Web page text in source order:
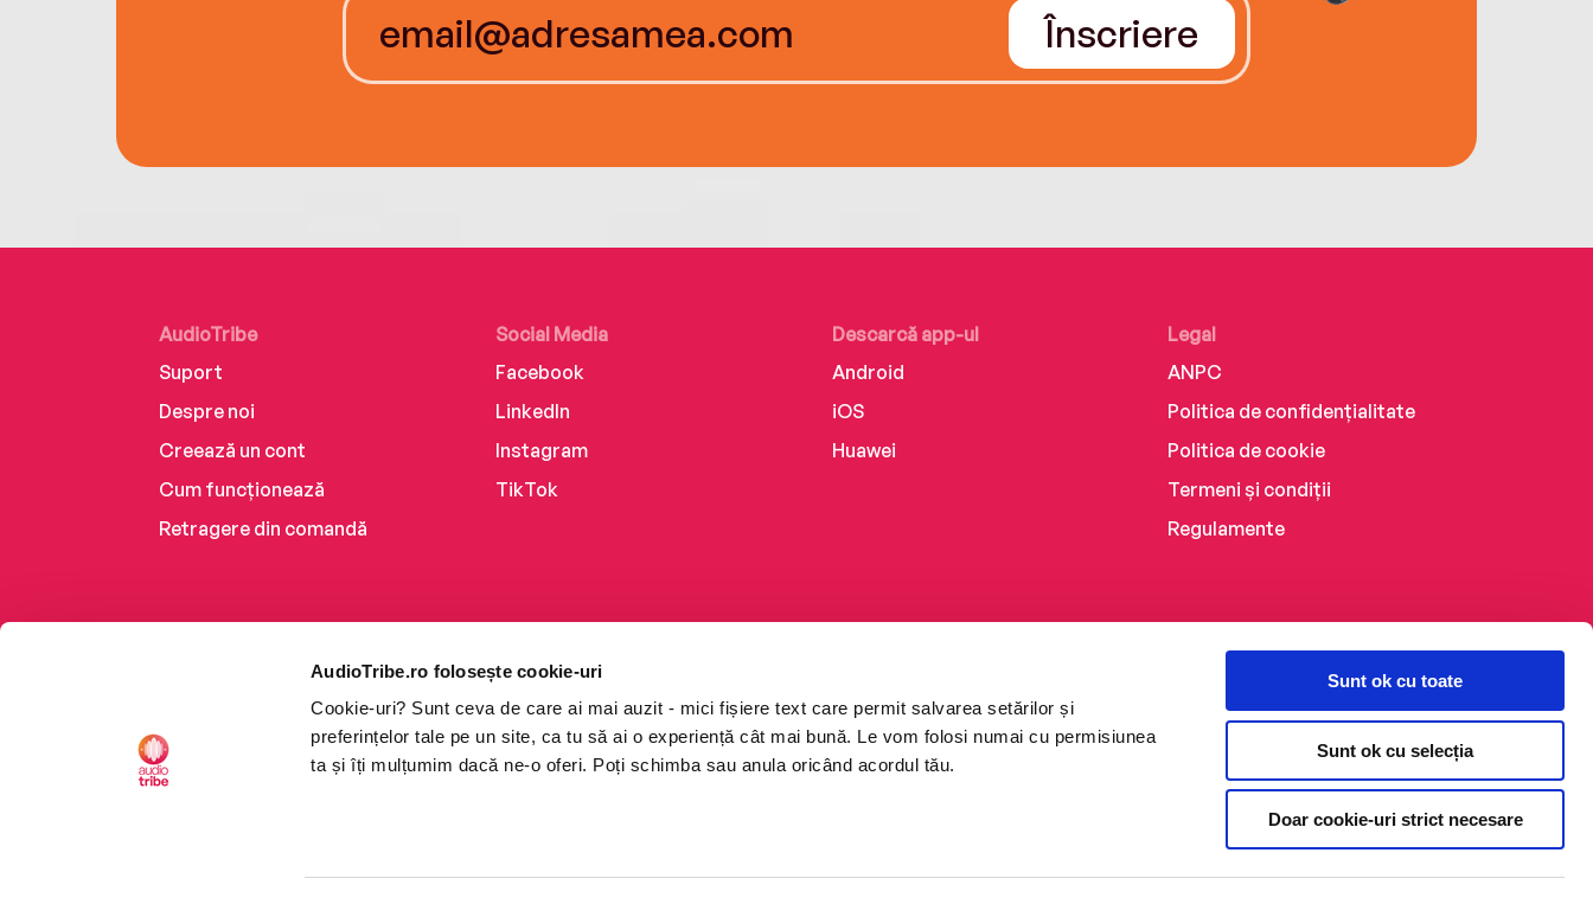
AudioTribe.ro folosește cookie-uri
Cookie-uri? Sunt ceva de care ai mai auzit - mici fișiere text care permit salvarea setărilor și
preferințelor tale pe un site, ca tu să ai o experiență cât mai bună. Le vom folosi numai cu permisiunea
ta și îți mulțumim dacă ne-o oferi. Poți schimba sau anula oricând acordul tău.
Sunt ok cu toate
Sunt ok cu selecția
Doar cookie-uri strict necesare
Înscriere
AudioTribe
Suport
Despre noi
Creează un cont
Cum funcționează
Retragere din comandă
Social Media
Facebook
LinkedIn
Instagram
TikTok
Descarcă app-ul
Android
iOS
Huawei
Legal
ANPC
Politica de confidențialitate
Politica de cookie
Termeni și condiții
Regulamente